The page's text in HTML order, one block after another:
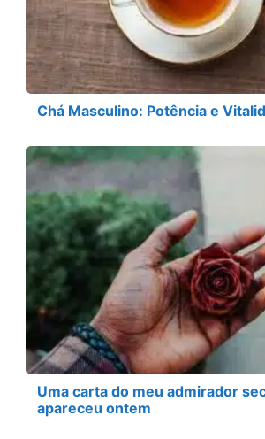
Chá Masculino: Potência e
Uma carta do meu admirador
apareceu ontem